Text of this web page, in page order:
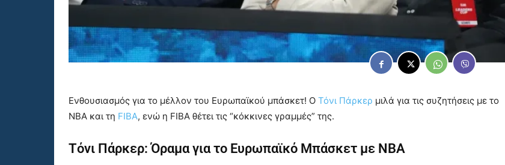
Ενθουσιασμός για το μέλλον του Ευρωπαϊκού μπάσκετ! Ο Τόνι Πάρκερ μιλά για τις συζητήσεις με το
NBA και τη FIBA, ενώ η FIBA θέτει τις “κόκκινες γραμμές” της.
Τόνι Πάρκερ: Όραμα για το Ευρωπαϊκό Μπάσκετ με NBA